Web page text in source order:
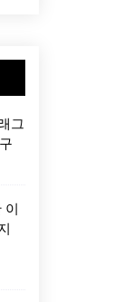
그
이